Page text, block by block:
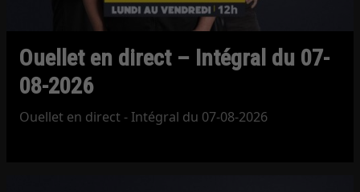
Ouellet en direct – Intégral du 07-
08-2026
Ouellet en direct - Intégral du 07-08-2026